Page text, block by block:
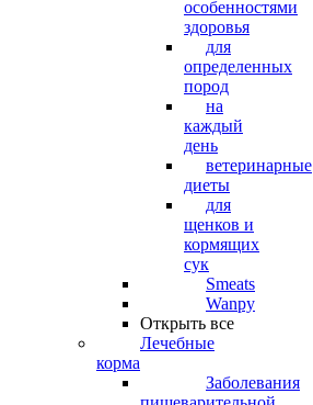
особенностями
здоровья
для
определенных
пород
на
каждый
день
ветеринарные
диеты
для
щенков и
кормящих
сук
Smeats
Wanpy
Открыть все
Лечебные
корма
Заболевания